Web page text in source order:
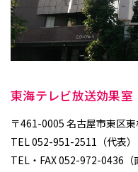
東海テレビ放送効果室
〒461-0005 名古屋市東区
TEL 052-951-2511（代表）
TEL・FAX 052-972-0436（